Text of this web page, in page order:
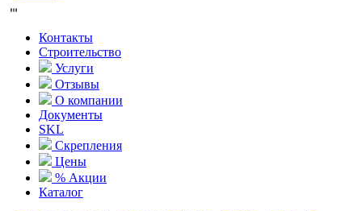
Контакты
Строительство
Услуги
Отзывы
О компании
Документы
SKL
Скрепления
Цены
% Акции
Каталог